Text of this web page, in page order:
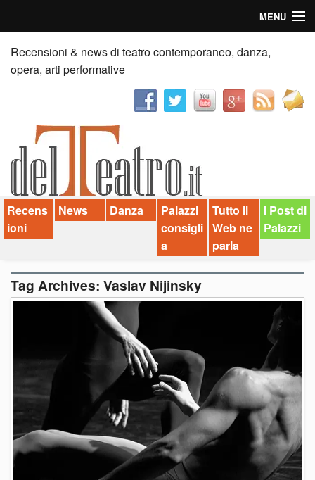
MENU
Home
Recensioni
News
Palazzi consiglia
Video
Chi siamo
Contatti
Recensioni & news di teatro contemporaneo, danza,
opera, arti performative
Recens
ioni
News Danza
Palazzi
consigli
a
Tutto il
Web ne
parla
I Post di
Palazzi
Tag Archives: Vaslav Nijinsky